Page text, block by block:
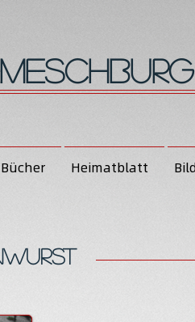
Bücher Heimatblatt